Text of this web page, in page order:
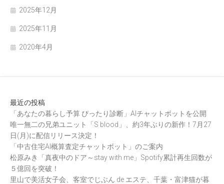
2025年12月
2025年11月
2020年4月
最近の投稿
「あなたの暮らし予算 ぴったり診断」AIチャットボットを公開
唯一無二の兄弟ユニット「S blood」、約3年ぶりの新作！7月27
日(月)に配信リリース決定！
「中古住宅AI概算査定チャットボット」のご案内
松原みき「真夜中のドア～stay with me」Spotify累計再生回数が
５億回を突破！
里山で美活女子会、客室でじぶん de エステ、千葉・富津猫が暮